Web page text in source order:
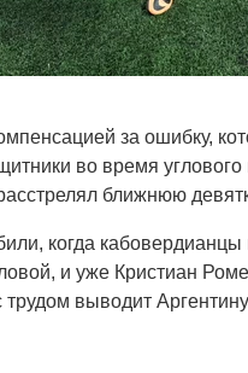
за ошибку,
во время
ближнюю
когда
и уже Кристиан
выводит